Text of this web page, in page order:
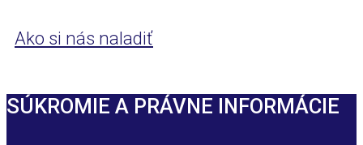
Ako si nás naladiť
SÚKROMIE A PRÁVNE INFORMÁCIE